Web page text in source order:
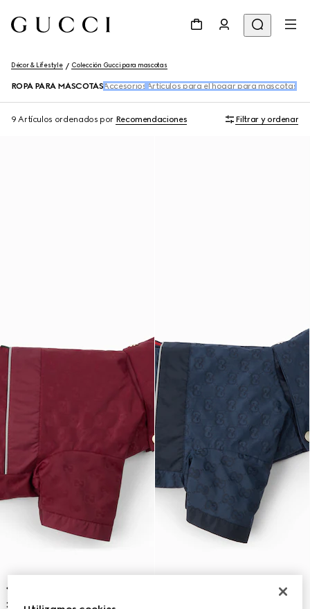
Décor & Lifestyle Colección Gucci para mascotas
ROPA PARA MASCOTAS Accesorios Artículos para el hogar para mascotas
9 Artículos ordenados por Recomendaciones Filtrar y ordenar